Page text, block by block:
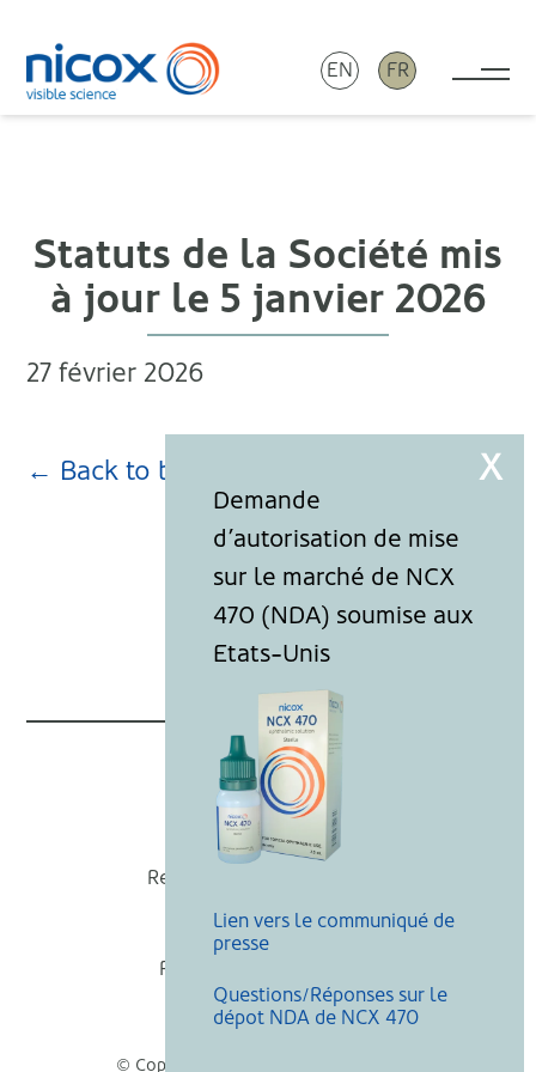
Nicox
EN FR
Statuts de la Société mis
à jour le 5 janvier 2026
27 février 2026
← Back to blog page
Nicox
Recevoir nos actualités
Mentions légales
Politique de cookies
Recherche
© Copyright Nicox, Tous droits réservés
Lien vers le communiqué de
presse
Questions/Réponses sur le
dépot NDA de NCX 470